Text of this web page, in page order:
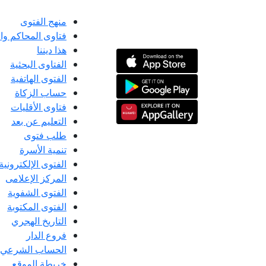
منهج الفتوى
فتاوى المحاكم
هذا ديننا
الفتاوى البحثية
الفتوى الهاتفية
حساب الزكاة
فتاوى الأقليات
التعليم عن بعد
طلب فتوى
تنمية الأسرة
الفتوى الإلكترونية
المركز الإعلامى
الفتوى الشفوية
الفتوى المكتوبة
التاريخ الهجري
فروع الدار
الحساب الشرعي